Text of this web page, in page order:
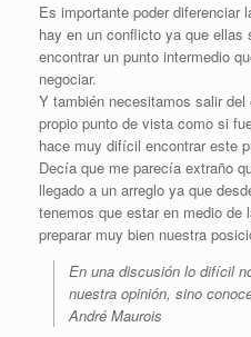
Es importante poder diferenciar
hay en un conflicto ya que ellas
encontrar un punto intermedio
negociar.
Y también necesitamos salir
propio punto de vista como si
hace muy difícil encontrar este
Decía que me parecía extraño
llegado a un arreglo ya que
tenemos que estar en medio de
preparar muy bien nuestra
En una discusión lo difícil
nuestra opinión, sino
André Maurois